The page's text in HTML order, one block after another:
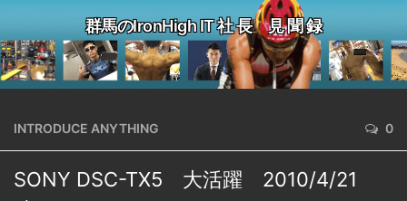
群馬のIronHigh IT 社 長 見 聞 録
INTRODUCE ANYTHING 0
SONY DSC-TX5 大活躍 2010/4/21